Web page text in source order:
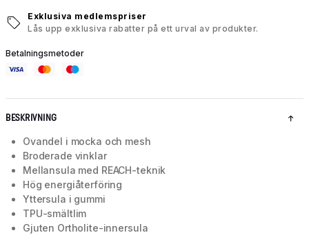
Exklusiva medlemspriser
Lås upp exklusiva rabatter på ett urval av produkter.
Betalningsmetoder
BESKRIVNING
Ovandel i mocka och mesh
Broderade vinklar
Mellansula med REACH-teknik
Hög energiåterföring
Yttersula i gummi
TPU-smältlim
Gjuten Ortholite-innersula